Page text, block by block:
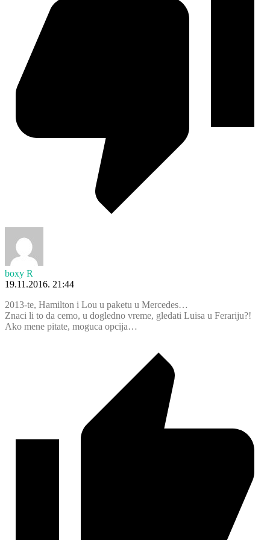
boxy R
19.11.2016. 21:44
2013-te, Hamilton i Lou u paketu u Mercedes…
Znaci li to da cemo, u dogledno vreme, gledati Luisa u Ferariju?!
Ako mene pitate, moguca opcija…